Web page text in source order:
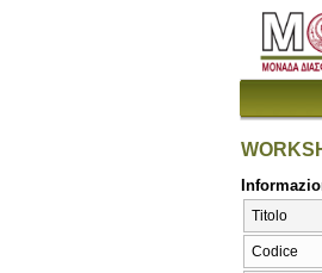
Titolo
Codice